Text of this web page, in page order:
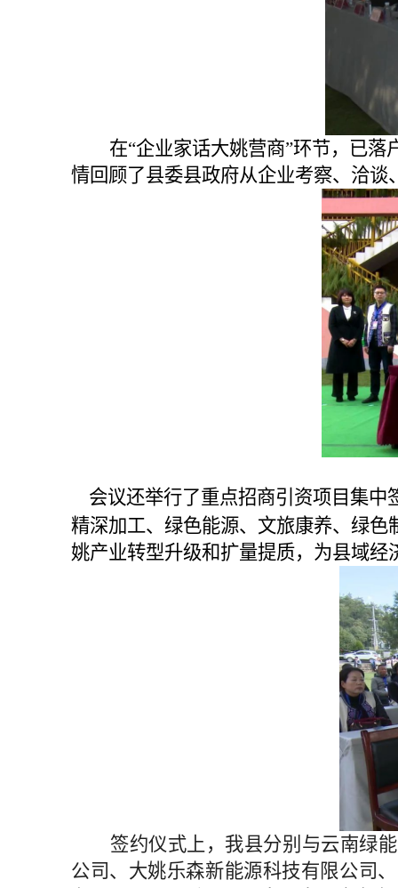
在“企业家话大姚营商”环节，已
情回顾了县委县政府从企业考察、洽
会议还举行了重点招商引资项目集中
精深加工、绿色能源、文旅康养、绿
姚产业转型升级和扩量提质，为县域
签约仪式上，我县分别与云南绿
公司、大姚乐森新能源科技有限公司